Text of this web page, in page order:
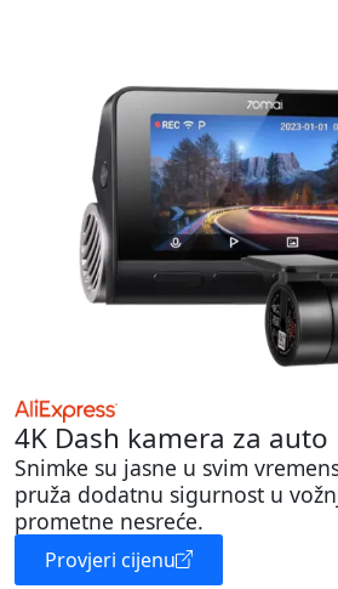
4K Dash kamera za auto
Snimke su jasne u svim
pruža dodatnu sigurnost u
prometne nesreće.
Provjeri cijenu